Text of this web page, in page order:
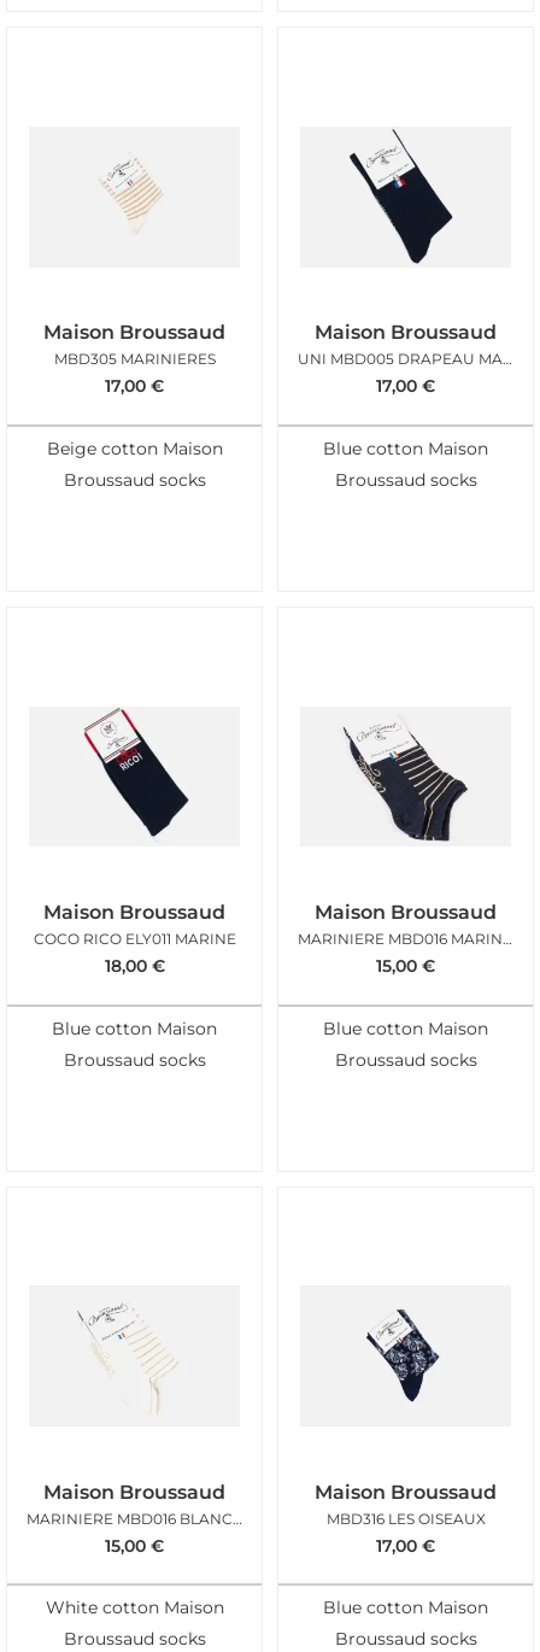
Maison Broussaud
MBD305 MARINIERES
17,00 €
Beige cotton Maison
Broussaud socks
Maison Broussaud
UNI MBD005 DRAPEAU MARINE
17,00 €
Blue cotton Maison
Broussaud socks
Maison Broussaud
COCO RICO ELY011 MARINE
18,00 €
Blue cotton Maison
Broussaud socks
Maison Broussaud
MARINIERE MBD016 MARINE GOLD
15,00 €
Blue cotton Maison
Broussaud socks
Maison Broussaud
MARINIERE MBD016 BLANC DORE
15,00 €
White cotton Maison
Broussaud socks
Maison Broussaud
MBD316 LES OISEAUX
17,00 €
Blue cotton Maison
Broussaud socks